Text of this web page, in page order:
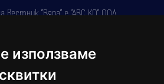
използваме
вестник "Вяра" е "АВС КО" ООД,
година.
43